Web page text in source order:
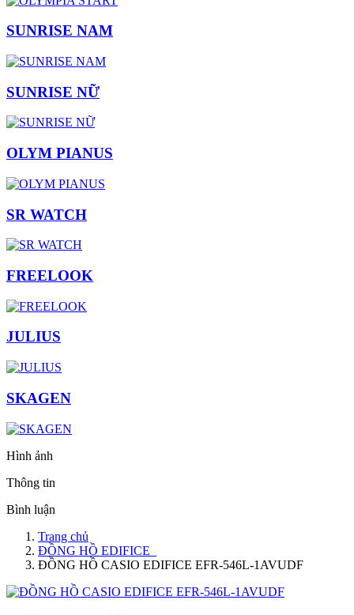
SUNRISE NAM
SUNRISE NỮ
OLYM PIANUS
SR WATCH
FREELOOK
JULIUS
SKAGEN
Hình ảnh
Thông tin
Bình luận
Trang chủ
ĐỒNG HỒ EDIFICE
ĐỒNG HỒ CASIO EDIFICE EFR-546L-1AVUDF